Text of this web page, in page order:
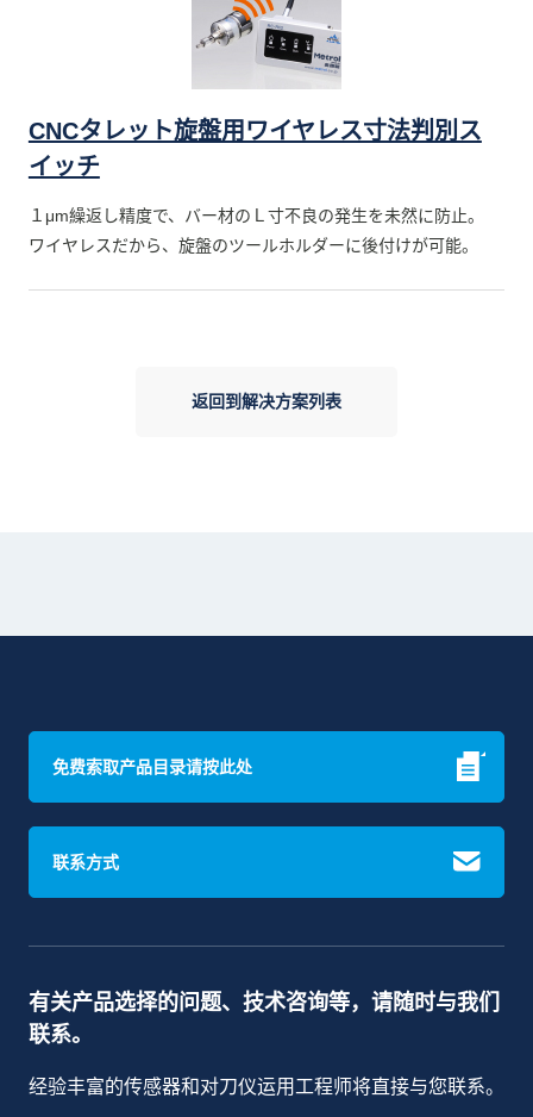
CNCタレット旋盤用ワイヤレス寸法判別ス
イッチ
１μm繰返し精度で、バー材のＬ寸不良の発生を未然に防止。
ワイヤレスだから、旋盤のツールホルダーに後付けが可能。
返回到解决方案列表
免费索取产品目录请按此处
联系方式
有关产品选择的问题、技术咨询等，请随时与我们
联系。
经验丰富的传感器和对刀仪运用工程师将直接与您联系。